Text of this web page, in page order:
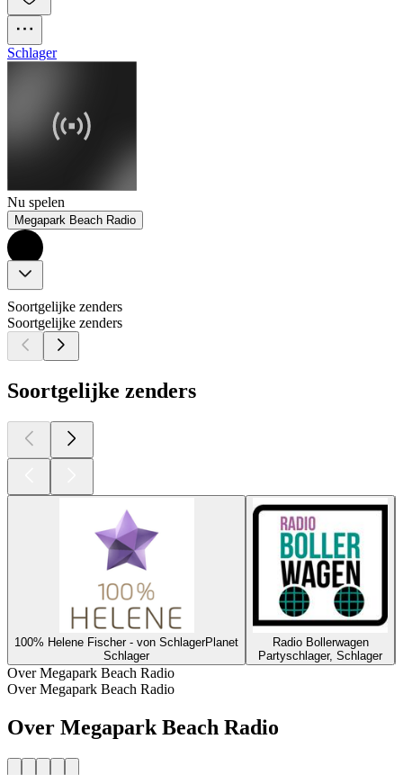
Schlager
Nu spelen
Megapark Beach Radio
Soortgelijke zenders
Soortgelijke zenders
Soortgelijke zenders
100% Helene Fischer - von SchlagerPlanet
Schlager
Radio Bollerwagen
Partyschlager, Schlager
Over Megapark Beach Radio
Over Megapark Beach Radio
Over Megapark Beach Radio